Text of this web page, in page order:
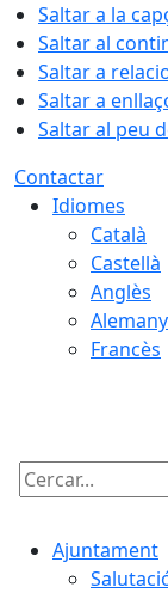
Saltar a la
Saltar al
Saltar a
Saltar a
Saltar al peu
Contactar
Idiomes
Català
Castellà
Anglès
Alemany
Francès
Cercar:
Ajuntament